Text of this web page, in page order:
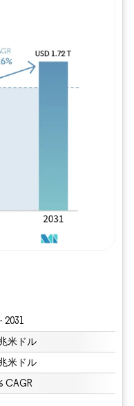
2031
米ドル
米ドル
CAGR